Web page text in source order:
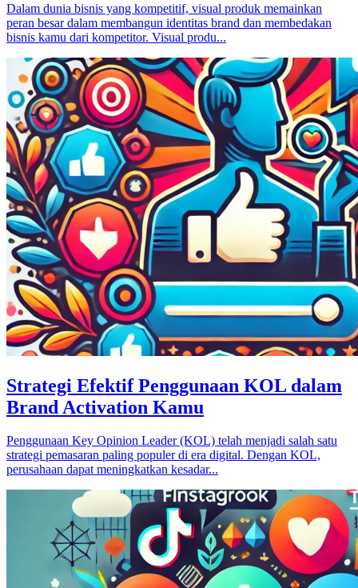
Dalam dunia bisnis yang kompetitif, visual produk memainkan
peran besar dalam membangun identitas brand dan membedakan
bisnis kamu dari kompetitor. Visual produ...
Strategi Efektif Penggunaan KOL dalam
Brand Activation Kamu
Penggunaan Key Opinion Leader (KOL) telah menjadi salah satu
strategi pemasaran paling populer di era digital. Dengan KOL,
perusahaan dapat meningkatkan kesadar...